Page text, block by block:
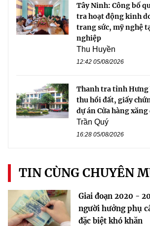
Tây Ninh: Công bố
tra hoạt động kinh
trang sức, mỹ nghệ
nghiệp
Thu Huyền
12:42 05/08/2026
Thanh tra tỉnh Hưng
thu hồi đất, giấy
dự án Cửa hàng
Trần Quý
16:28 05/08/2026
TIN CÙNG CHUYÊN
Giai đoạn 2020 -
người hưởng phụ
đặc biệt khó khăn